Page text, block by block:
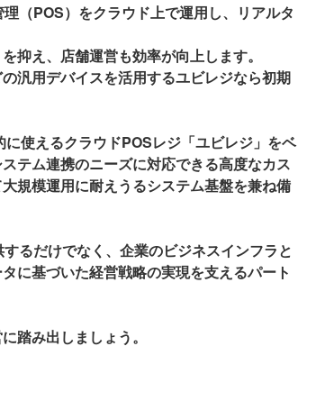
（POS）をクラウド上で運用し、リアルタ
抑え、店舗運営も効率が向上します。
汎用デバイスを活用するユビレジなら初期
に使えるクラウドPOSレジ「ユビレジ」をベ
テム連携のニーズに対応できる高度なカス
規模運用に耐えうるシステム基盤を兼ね備
るだけでなく、企業のビジネスインフラと
に基づいた経営戦略の実現を支えるパート
踏み出しましょう。